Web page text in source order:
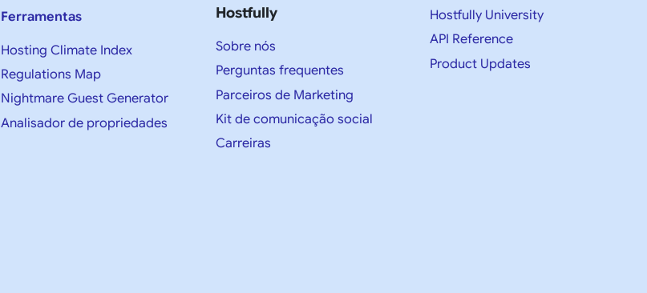
Ferramentas
Hosting Climate Index
Regulations Map
Nightmare Guest Generator
Analisador de propriedades
Hostfully
Sobre nós
Perguntas frequentes
Parceiros de Marketing
Kit de comunicação social
Carreiras
Hostfully University
API Reference
Product Updates